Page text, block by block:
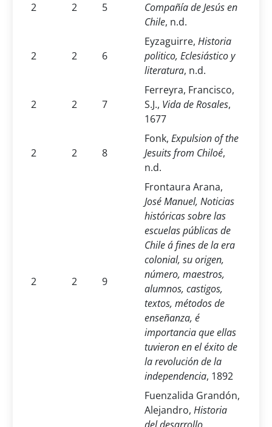
2 2 5
Compañía de Jesús en
Chile, n.d.
2 2 6
Eyzaguirre, Historia
politico, Eclesiástico y
literatura, n.d.
2 2 7
Ferreyra, Francisco,
S.J., Vida de Rosales,
1677
2 2 8
Fonk, Expulsion of the
Jesuits from Chiloé,
n.d.
2 2 9
Frontaura Arana,
José Manuel, Noticias
históricas sobre las
escuelas públicas de
Chile á fines de la era
colonial, su origen,
número, maestros,
alumnos, castigos,
textos, métodos de
enseñanza, é
importancia que ellas
tuvieron en el éxito de
la revolución de la
independencia, 1892
Fuenzalida Grandón,
Alejandro, Historia